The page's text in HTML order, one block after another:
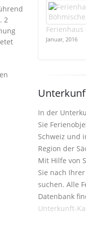
2
Ferienhaus
Januar, 2016
In der
Sie
Schweiz und
Region der
Mit Hilfe von
Sie nach
suchen. Alle
Datenbank
Unterkunft-